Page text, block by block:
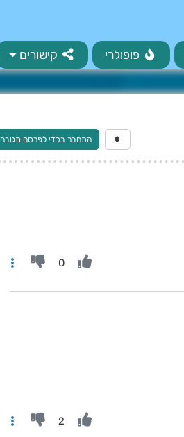
פופולרי קישורים
התחבר בכדי לפרסם תגובה
0
2